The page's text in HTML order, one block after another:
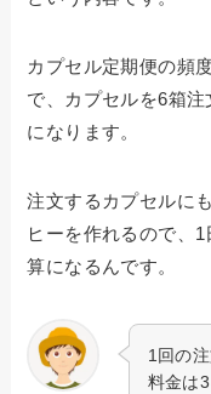
カプセル定期便の頻
で、カプセルを6箱
になります。
注文するカプセルに
ヒーを作れるので、
算になるんです。
1回の
料金は